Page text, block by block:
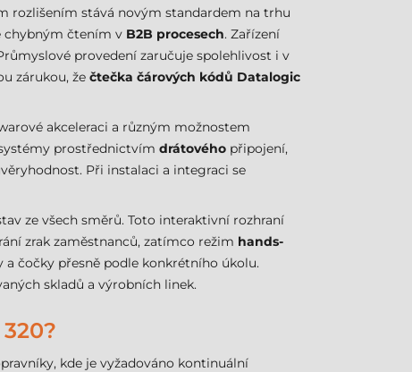
rozlišením stává novým standardem na trhu
chybným čtením v B2B procesech. Zařízení
provedení zaručuje spolehlivost i v
zárukou, že čtečka čárových kódů Datalogic
akceleraci a různým možnostem
prostřednictvím drátového připojení,
Při instalaci a integraci se
ze všech směrů. Toto interaktivní rozhraní
zrak zaměstnanců, zatímco režim hands-
čočky přesně podle konkrétního úkolu.
skladů a výrobních linek.
kde je vyžadováno kontinuální